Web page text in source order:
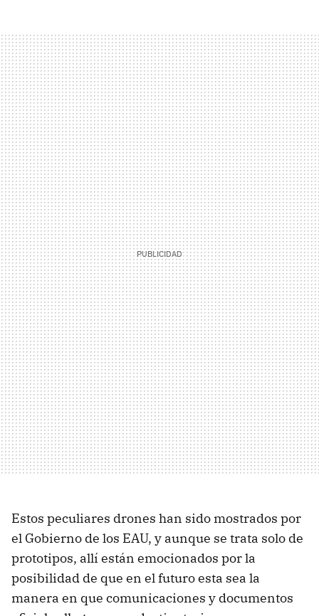
Estos peculiares drones han sido mostrados por
el Gobierno de los EAU, y aunque se trata solo de
prototipos, allí están emocionados por la
posibilidad de que en el futuro esta sea la
manera en que comunicaciones y documentos